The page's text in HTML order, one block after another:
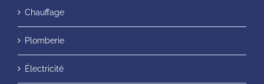
Chauffage
Plomberie
Électricité